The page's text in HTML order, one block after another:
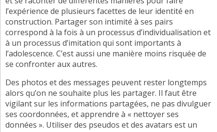
l’expérience de plusieurs facettes de leur identité en
construction. Partager son intimité à ses pairs
correspond à la fois à un processus d’individualisation et
à un processus d’imitation qui sont importants à
l’adolescence. C’est aussi une manière moins risquée de
se confronter aux autres.
Des photos et des messages peuvent rester longtemps
alors qu’on ne souhaite plus les partager. Il faut être
vigilant sur les informations partagées, ne pas divulguer
ses coordonnées, et apprendre à « nettoyer ses
données ». Utiliser des pseudos et des avatars est un